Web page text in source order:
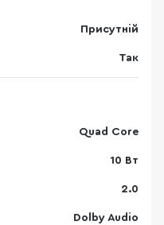
Присутній
Так
Quad Core
10 Вт
2.0
Dolby Audio